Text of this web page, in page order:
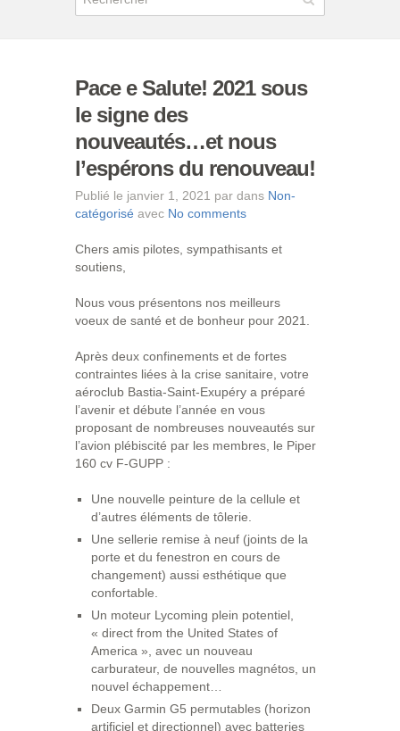
Pace e Salute! 2021 sous
le signe des
nouveautés…et nous
l’espérons du renouveau!
Publié le janvier 1, 2021 par dans Non-
catégorisé avec No comments
Chers amis pilotes, sympathisants et
soutiens,
Nous vous présentons nos meilleurs
voeux de santé et de bonheur pour 2021.
Après deux confinements et de fortes
contraintes liées à la crise sanitaire, votre
aéroclub Bastia-Saint-Exupéry a préparé
l’avenir et débute l’année en vous
proposant de nombreuses nouveautés sur
l’avion plébiscité par les membres, le Piper
160 cv F-GUPP :
Une nouvelle peinture de la cellule et
d’autres éléments de tôlerie.
Une sellerie remise à neuf (joints de la
porte et du fenestron en cours de
changement) aussi esthétique que
confortable.
Un moteur Lycoming plein potentiel,
« direct from the United States of
America », avec un nouveau
carburateur, de nouvelles magnétos, un
nouvel échappement…
Deux Garmin G5 permutables (horizon
artificiel et directionnel) avec batteries